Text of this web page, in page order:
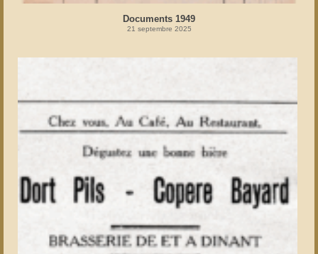
Documents 1949
21 septembre 2025